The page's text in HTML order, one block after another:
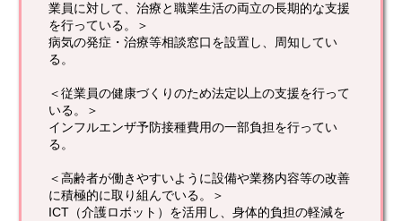
業員に対して、治療と職業生活の両立の長期的な支援
を行っている。＞
病気の発症・治療等相談窓口を設置し、周知してい
る。
＜従業員の健康づくりのため法定以上の支援を行って
いる。＞
インフルエンザ予防接種費用の一部負担を行ってい
る。
＜高齢者が働きやすいように設備や業務内容等の改善
に積極的に取り組んでいる。＞
ICT（介護ロボット）を活用し、身体的負担の軽減を